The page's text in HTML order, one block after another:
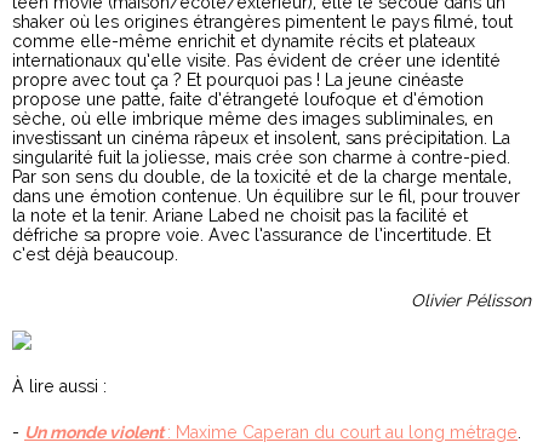
shaker où les origines étrangères pimentent le pays filmé, tout
comme elle-même enrichit et dynamite récits et plateaux
internationaux qu’elle visite. Pas évident de créer une identité
propre avec tout ça ? Et pourquoi pas ! La jeune cinéaste
propose une patte, faite d’étrangeté loufoque et d’émotion
sèche, où elle imbrique même des images subliminales, en
investissant un cinéma râpeux et insolent, sans précipitation. La
singularité fuit la joliesse, mais crée son charme à contre-pied.
Par son sens du double, de la toxicité et de la charge mentale,
dans une émotion contenue. Un équilibre sur le fil, pour trouver
la note et la tenir. Ariane Labed ne choisit pas la facilité et
défriche sa propre voie. Avec l’assurance de l’incertitude. Et
c’est déjà beaucoup.
Olivier Pélisson
À lire aussi :
- Un monde violent : Maxime Caperan du court au long métrage.